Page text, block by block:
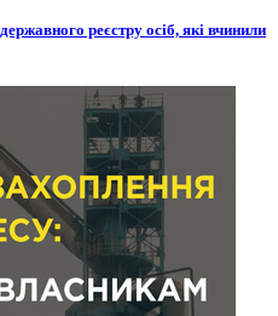
реєстру осіб, які вчинили